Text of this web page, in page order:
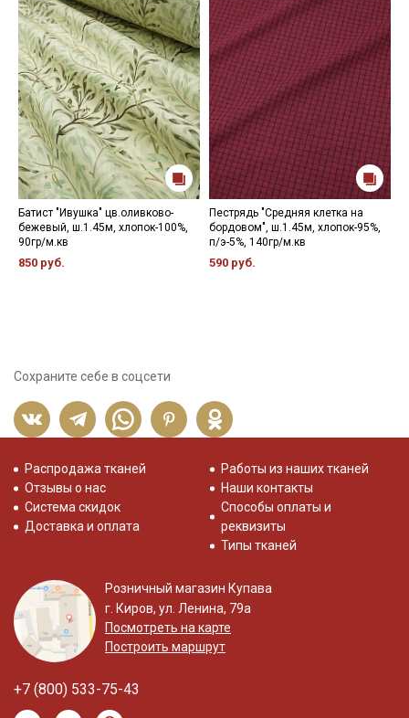
Батист "Ивушка" цв.оливково-
бежевый, ш.1.45м, хлопок-100%,
90гр/м.кв
850 руб.
Пестрядь "Средняя клетка на
бордовом", ш.1.45м, хлопок-95%,
п/э-5%, 140гр/м.кв
590 руб.
Сохраните себе в соцсети
Распродажа тканей
Отзывы о нас
Система скидок
Доставка и оплата
Работы из наших тканей
Наши контакты
Способы оплаты и
реквизиты
Типы тканей
Розничный магазин Купава
г. Киров, ул. Ленина, 79а
Посмотреть на карте
Построить маршрут
+7 (800) 533-75-43